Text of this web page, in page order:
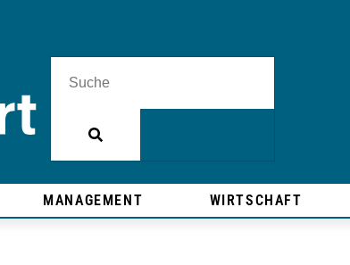
MANAGEMENT WIRTSCHAFT